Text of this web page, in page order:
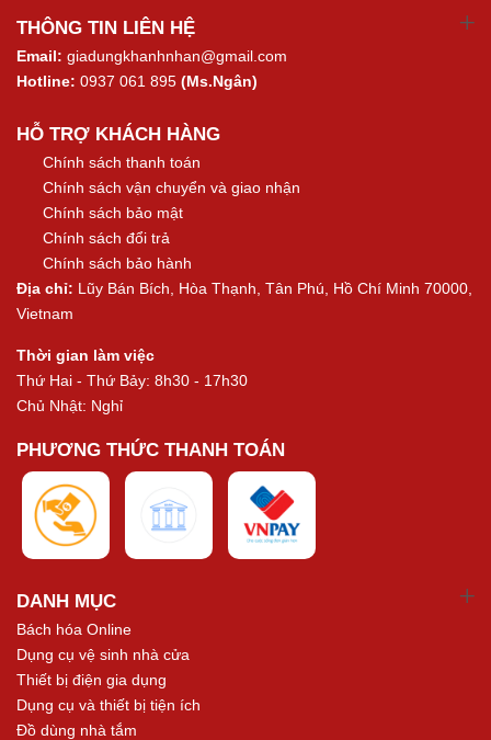
THÔNG TIN LIÊN HỆ
Email: giadungkhanhnhan@gmail.com
Hotline: 0937 061 895 (Ms.Ngân)
HỖ TRỢ KHÁCH HÀNG
Chính sách thanh toán
Chính sách vận chuyển và giao nhận
Chính sách bảo mật
Chính sách đổi trả
Chính sách bảo hành
Địa chỉ: Lũy Bán Bích, Hòa Thạnh, Tân Phú, Hồ Chí Minh 70000,
Vietnam
Thời gian làm việc
Thứ Hai - Thứ Bảy: 8h30 - 17h30
Chủ Nhật: Nghỉ
PHƯƠNG THỨC THANH TOÁN
DANH MỤC
Bách hóa Online
Dụng cụ vệ sinh nhà cửa
Thiết bị điện gia dụng
Dụng cụ và thiết bị tiện ích
Đồ dùng nhà tắm